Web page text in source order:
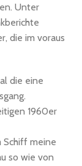
Unter
die im voraus
die eine
1960er
Schiff meine
so wie von